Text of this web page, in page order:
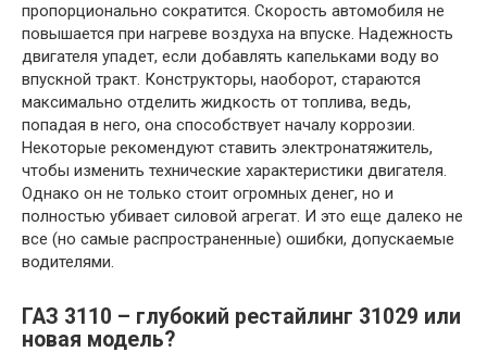
пропорционально сократится. Скорость автомобиля не
повышается при нагреве воздуха на впуске. Надежность
двигателя упадет, если добавлять капельками воду во
впускной тракт. Конструкторы, наоборот, стараются
максимально отделить жидкость от топлива, ведь,
попадая в него, она способствует началу коррозии.
Некоторые рекомендуют ставить электронатяжитель,
чтобы изменить технические характеристики двигателя.
Однако он не только стоит огромных денег, но и
полностью убивает силовой агрегат. И это еще далеко не
все (но самые распространенные) ошибки, допускаемые
водителями.
ГАЗ 3110 – глубокий рестайлинг 31029 или
новая модель?